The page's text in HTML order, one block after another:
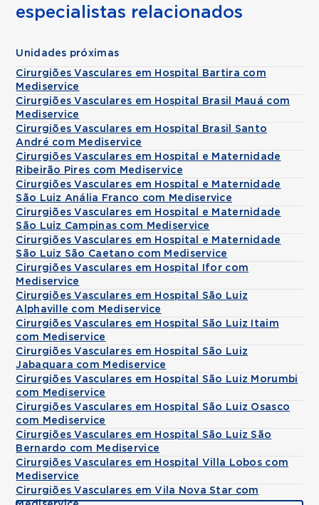
especialistas relacionados
Unidades próximas
Cirurgiões Vasculares em Hospital Bartira com
Mediservice
Cirurgiões Vasculares em Hospital Brasil Mauá com
Mediservice
Cirurgiões Vasculares em Hospital Brasil Santo
André com Mediservice
Cirurgiões Vasculares em Hospital e Maternidade
Ribeirão Pires com Mediservice
Cirurgiões Vasculares em Hospital e Maternidade
São Luiz Anália Franco com Mediservice
Cirurgiões Vasculares em Hospital e Maternidade
São Luiz Campinas com Mediservice
Cirurgiões Vasculares em Hospital e Maternidade
São Luiz São Caetano com Mediservice
Cirurgiões Vasculares em Hospital Ifor com
Mediservice
Cirurgiões Vasculares em Hospital São Luiz
Alphaville com Mediservice
Cirurgiões Vasculares em Hospital São Luiz Itaim
com Mediservice
Cirurgiões Vasculares em Hospital São Luiz
Jabaquara com Mediservice
Cirurgiões Vasculares em Hospital São Luiz Morumbi
com Mediservice
Cirurgiões Vasculares em Hospital São Luiz Osasco
com Mediservice
Cirurgiões Vasculares em Hospital São Luiz São
Bernardo com Mediservice
Cirurgiões Vasculares em Hospital Villa Lobos com
Mediservice
Cirurgiões Vasculares em Vila Nova Star com